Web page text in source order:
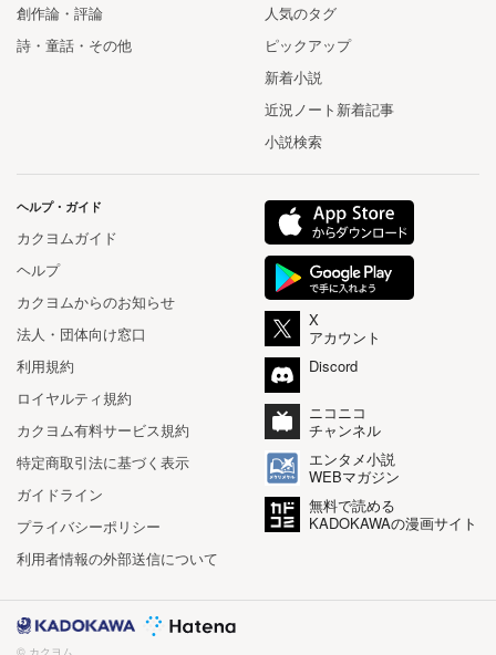
創作論・評論
詩・童話・その他
人気のタグ
ピックアップ
新着小説
近況ノート新着記事
小説検索
ヘルプ・ガイド
カクヨムガイド
ヘルプ
カクヨムからのお知らせ
法人・団体向け窓口
利用規約
ロイヤルティ規約
カクヨム有料サービス規約
特定商取引法に基づく表示
ガイドライン
プライバシーポリシー
利用者情報の外部送信について
X
アカウント
Discord
ニコニコ
チャンネル
エンタメ小説
WEBマガジン
無料で読める
KADOKAWAの漫画サイト
© カクヨム